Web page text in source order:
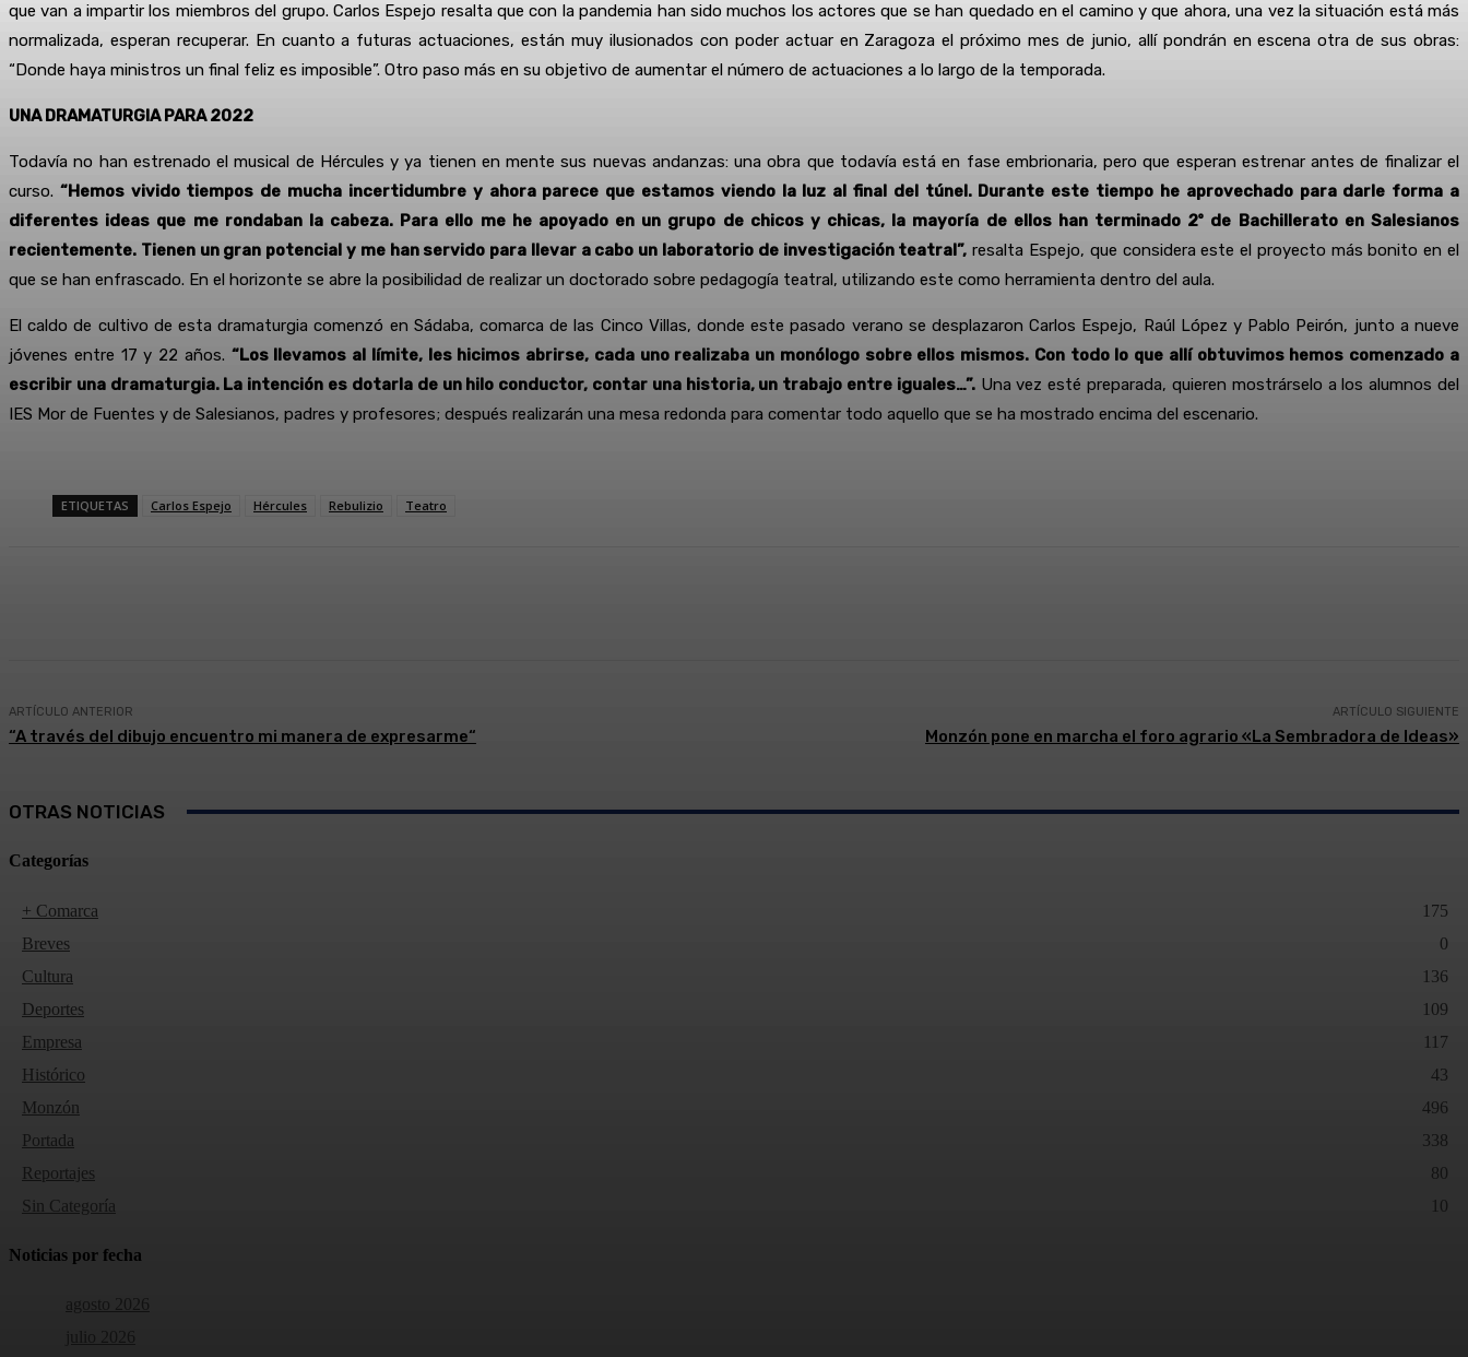
que van a impartir los miembros del grupo. Carlos Espejo resalta que con la pandemia han sido muchos los actores que se han quedado en el camino y que ahora, una vez la situación está más
normalizada, esperan recuperar. En cuanto a futuras actuaciones, están muy ilusionados con poder actuar en Zaragoza el próximo mes de junio, allí pondrán en escena otra de sus obras:
“Donde haya ministros un final feliz es imposible”. Otro paso más en su objetivo de aumentar el número de actuaciones a lo largo de la temporada.
UNA DRAMATURGIA PARA 2022
Todavía no han estrenado el musical de Hércules y ya tienen en mente sus nuevas andanzas: una obra que todavía está en fase embrionaria, pero que esperan estrenar antes de finalizar el
curso. “Hemos vivido tiempos de mucha incertidumbre y ahora parece que estamos viendo la luz al final del túnel. Durante este tiempo he aprovechado para darle forma a
diferentes ideas que me rondaban la cabeza. Para ello me he apoyado en un grupo de chicos y chicas, la mayoría de ellos han terminado 2º de Bachillerato en Salesianos
recientemente. Tienen un gran potencial y me han servido para llevar a cabo un laboratorio de investigación teatral”, resalta Espejo, que considera este el proyecto más bonito en el
que se han enfrascado. En el horizonte se abre la posibilidad de realizar un doctorado sobre pedagogía teatral, utilizando este como herramienta dentro del aula.
El caldo de cultivo de esta dramaturgia comenzó en Sádaba, comarca de las Cinco Villas, donde este pasado verano se desplazaron Carlos Espejo, Raúl López y Pablo Peirón, junto a nueve
jóvenes entre 17 y 22 años. “Los llevamos al límite, les hicimos abrirse, cada uno realizaba un monólogo sobre ellos mismos. Con todo lo que allí obtuvimos hemos comenzado a
escribir una dramaturgia. La intención es dotarla de un hilo conductor, contar una historia, un trabajo entre iguales…”.Una vez esté preparada, quieren mostrárselo a los alumnos del
IES Mor de Fuentes y de Salesianos, padres y profesores; después realizarán una mesa redonda para comentar todo aquello que se ha mostrado encima del escenario.
ETIQUETAS Carlos Espejo Hércules Rebulizio Teatro
ARTÍCULO ANTERIOR
“A través del dibujo encuentro mi manera de expresarme“
ARTÍCULO SIGUIENTE
Monzón pone en marcha el foro agrario «La Sembradora de Ideas»
OTRAS NOTICIAS
Categorías
+ Comarca
175
Breves
0
Cultura
136
Deportes
109
Empresa
117
Histórico
43
Monzón
496
Portada
338
Reportajes
80
Sin Categoría
10
Noticias por fecha
agosto 2026